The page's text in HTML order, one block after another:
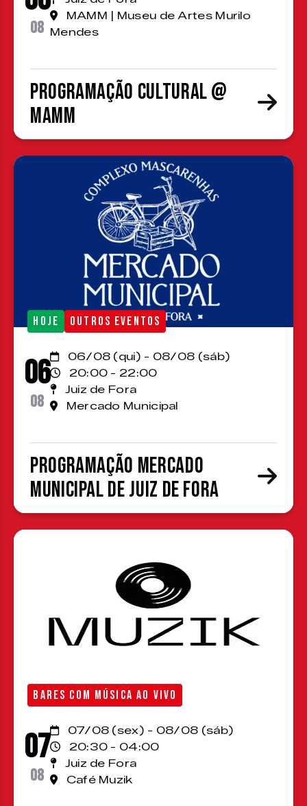
08
MAMM | Museu de Artes Murilo
Mendes
Programação cultural @
MAMM
HOJE OUTROS EVENTOS
06
08
06/08 (qui) - 08/08 (sáb)
20:00 - 22:00
Juiz de Fora
Mercado Municipal
Programação Mercado
Municipal de Juiz de Fora
BARES COM MÚSICA AO VIVO
07
08
07/08 (sex) - 08/08 (sáb)
20:30 - 04:00
Juiz de Fora
Café Muzik